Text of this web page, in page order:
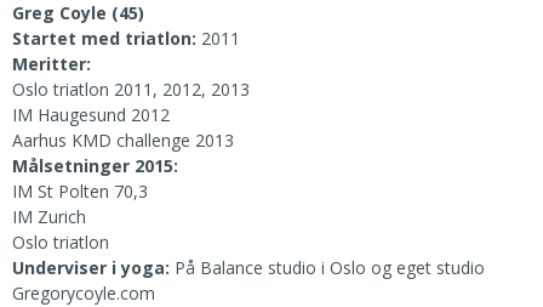
Greg Coyle (45)
Startet med triatlon: 2011
Meritter:
Oslo triatlon 2011, 2012, 2013
IM Haugesund 2012
Aarhus KMD challenge 2013
Målsetninger 2015:
IM St Polten 70,3
IM Zurich
Oslo triatlon
Underviser i yoga: På Balance studio i Oslo og eget studio
Gregorycoyle.com